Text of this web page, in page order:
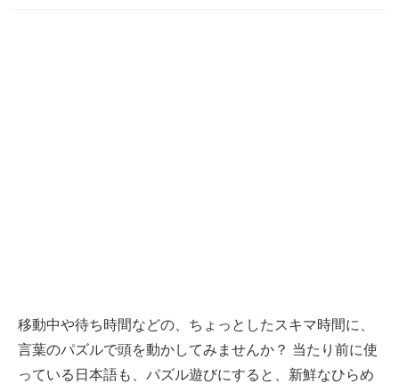
移動中や待ち時間などの、ちょっとしたスキマ時間に、
言葉のパズルで頭を動かしてみませんか？ 当たり前に使
っている日本語も、パズル遊びにすると、新鮮なひらめ